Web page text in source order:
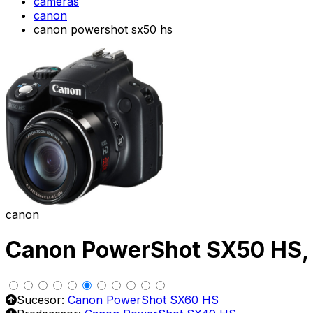
canon
canon powershot sx50 hs
canon
Canon PowerShot SX50
Sucesor: Canon PowerShot SX60 HS